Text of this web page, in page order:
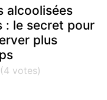
alcoolisées
: le secret pour
plus